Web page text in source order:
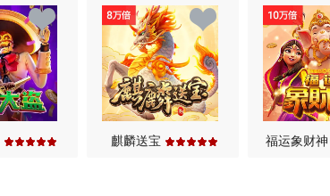
麒麟送宝 福运象财神